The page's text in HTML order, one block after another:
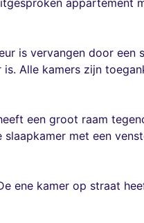
appartement
is vervangen door een
Alle kamers zijn
een groot raam
met een
ene kamer op straat